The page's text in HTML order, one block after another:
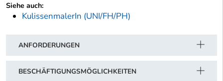
Siehe auch:
KulissenmalerIn (UNI/FH/PH)
ANFORDERUNGEN
BESCHÄFTIGUNGSMÖGLICHKEITEN